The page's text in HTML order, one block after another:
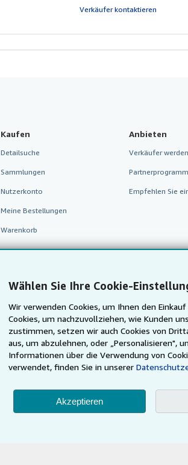
Wählen Sie Ihre Cookie-
Wir verwenden Cookies, um Ihnen den
Cookies, um nachzuvollziehen, wie Kunden
zustimmen, setzen wir auch Cookies von
aus, um abzulehnen, oder „Personalisieren",
Informationen über die Verwendung von
verwendet, finden Sie in unserer
Akzeptieren
Verkäufer kontaktieren
Kaufen
Detailsuche
Sammlungen
Nutzerkonto
Meine Bestellungen
Warenkorb
Anbieten
Verkäufer werden
Partnerprogramm
Empfehlen Sie